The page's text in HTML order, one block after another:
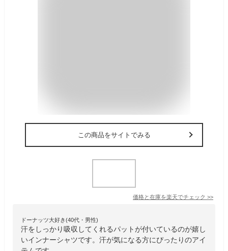
この商品をサイトでみる
価格と在庫を楽天でチェック >>
ドーナッツ大好き(40代・男性)
汗をしっかり吸収してくれるパットが付いているのが嬉し
いインナーシャツです。汗が気になる方にぴったりのアイ